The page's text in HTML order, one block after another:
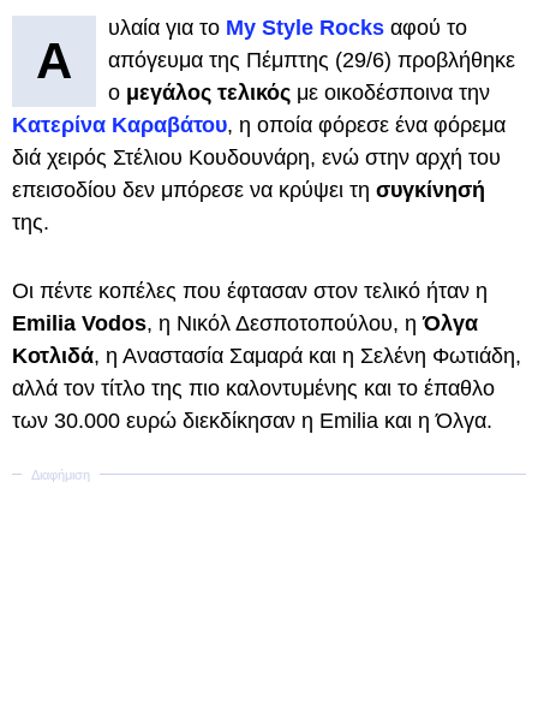
Α
υλαία για το My Style Rocks αφού το
απόγευμα της Πέμπτης (29/6) προβλήθηκε
ο μεγάλος τελικός με οικοδέσποινα την
Κατερίνα Καραβάτου, η οποία φόρεσε ένα φόρεμα
διά χειρός Στέλιου Κουδουνάρη, ενώ στην αρχή του
επεισοδίου δεν μπόρεσε να κρύψει τη συγκίνησή
της.
Οι πέντε κοπέλες που έφτασαν στον τελικό ήταν η
Emilia Vodos, η Νικόλ Δεσποτοπούλου, ηΌλγα
Κοτλιδά, η Αναστασία Σαμαρά και η Σελένη Φωτιάδη,
αλλά τον τίτλο της πιο καλοντυμένης και το έπαθλο
των 30.000 ευρώ διεκδίκησαν η Emilia και η Όλγα.